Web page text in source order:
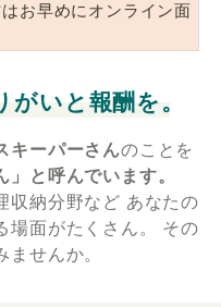
お早めにオンライン面
いと報酬を。
キーパーさんのことを
」と呼んでいます。
収納分野など あなたの
場面がたくさん。
その
せんか。